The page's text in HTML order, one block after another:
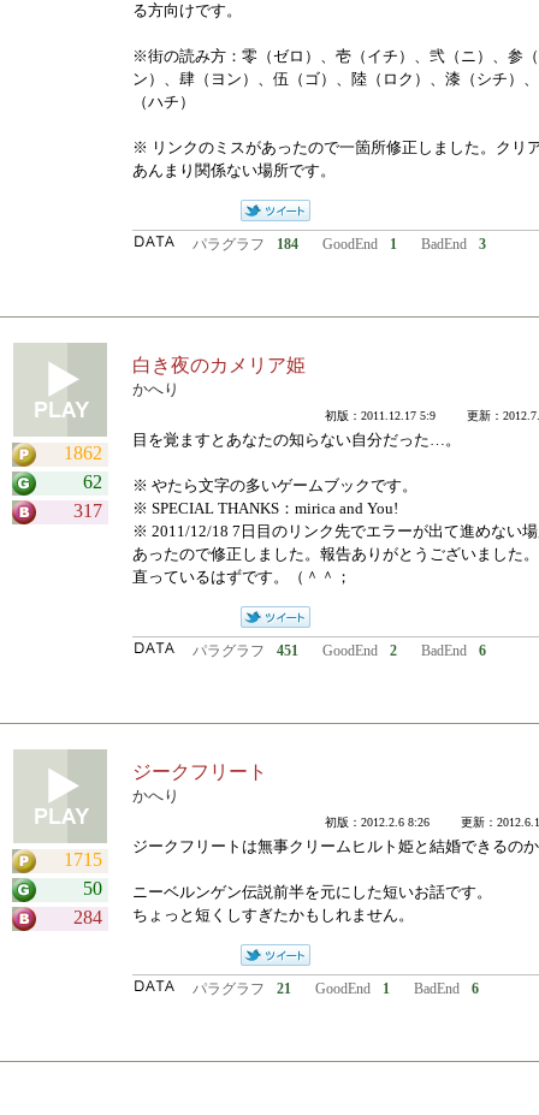
る方向けです。
※街の読み方：零（ゼロ）、壱（イチ）、弐（ニ）、参
ン）、肆（ヨン）、伍（ゴ）、陸（ロク）、漆（シチ）
（ハチ）
※ リンクのミスがあったので一箇所修正しました。クリ
あんまり関係ない場所です。
パラグラフ 184 GoodEnd 1 BadEnd 3
1862
62
317
白き夜のカメリア姫
かへり
初版：2011.12.17 5:9 更新：
目を覚ますとあなたの知らない自分だった…。
※ やたら文字の多いゲームブックです。
※ SPECIAL THANKS：mirica and You!
※ 2011/12/18 7日目のリンク先でエラーが出て進めない
あったので修正しました。報告ありがとうございました
直っているはずです。（＾＾；
パラグラフ 451 GoodEnd 2 BadEnd 6
1715
50
284
ジークフリート
かへり
初版：2012.2.6 8:26 更新：
ジークフリートは無事クリームヒルト姫と結婚できるの
ニーベルンゲン伝説前半を元にした短いお話です。
ちょっと短くしすぎたかもしれません。
パラグラフ 21 GoodEnd 1 BadEnd 6